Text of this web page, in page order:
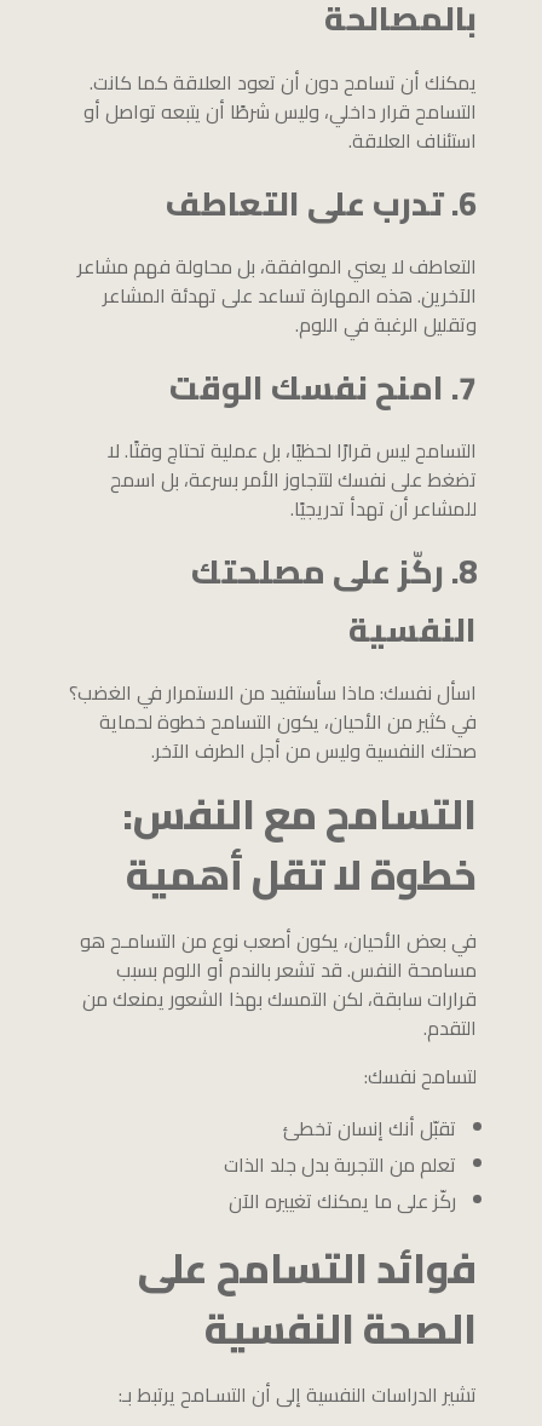
بالمصالحة
يمكنك أن تسامح دون أن تعود العلاقة كما كانت.
التسامح قرار داخلي، وليس شرطًا أن يتبعه تواصل أو
استئناف العلاقة.
6. تدرب على التعاطف
التعاطف لا يعني الموافقة، بل محاولة فهم مشاعر
الآخرين. هذه المهارة تساعد على تهدئة المشاعر
وتقليل الرغبة في اللوم.
7. امنح نفسك الوقت
التسامح ليس قرارًا لحظيًا، بل عملية تحتاج وقتًا. لا
تضغط على نفسك لتتجاوز الأمر بسرعة، بل اسمح
للمشاعر أن تهدأ تدريجيًا.
8. ركّز على مصلحتك
النفسية
اسأل نفسك: ماذا سأستفيد من الاستمرار في الغضب؟
في كثير من الأحيان، يكون التسامح خطوة لحماية
صحتك النفسية وليس من أجل الطرف الآخر.
التسامح مع النفس:
خطوة لا تقل أهمية
في بعض الأحيان، يكون أصعب نوع من التسامـح هو
مسامحة النفس. قد تشعر بالندم أو اللوم بسبب
قرارات سابقة، لكن التمسك بهذا الشعور يمنعك من
التقدم.
لتسامح نفسك:
تقبّل أنك إنسان تخطئ
تعلم من التجربة بدل جلد الذات
ركّز على ما يمكنك تغييره الآن
فوائد التسامح على
الصحة النفسية
تشير الدراسات النفسية إلى أن التسـامح يرتبط بـ: